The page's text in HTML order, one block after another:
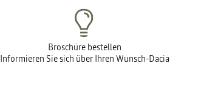
Broschüre bestellen
Informieren Sie sich über Ihren Wunsch-Dacia